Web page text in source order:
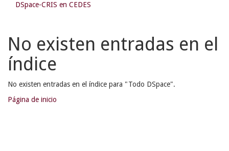
DSpace-CRIS en CEDES
No existen entradas en el
índice
No existen entradas en el índice para "Todo DSpace".
Página de inicio